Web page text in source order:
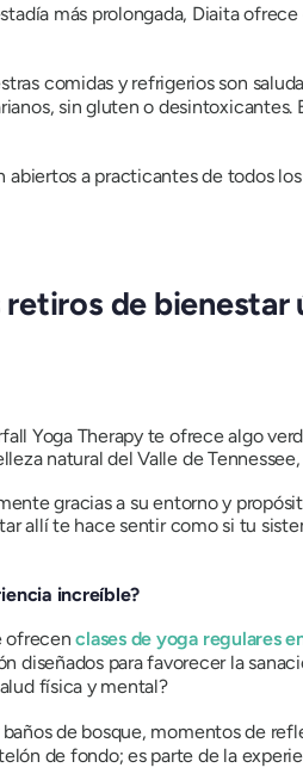
más prolongada, Diaita
comidas y refrigerios son
sin gluten o desintoxicantes.
abiertos a practicantes de todos
de bienestar
Yoga Therapy te ofrece algo
natural del Valle de
gracias a su entorno y
allí te hace sentir como si tu
increíble?
ofrecenclases de yoga regulares
para favorecer la
física y mental?
de bosque, momentos de
de fondo; es parte de la